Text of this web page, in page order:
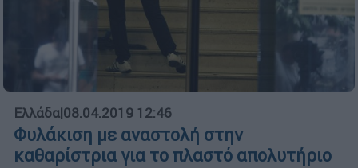
Ελλάδα|08.04.2019 12:46
Φυλάκιση με αναστολή στην
καθαρίστρια για το πλαστό απολυτήριο